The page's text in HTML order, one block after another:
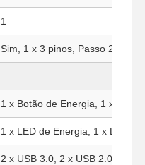
Quem
Fábrica
1
Sim, 1 x 3 pinos, Passo 2.54mm
1 x Botão de Energia, 1 x
1 x LED de Energia, 1 x LED de
2 x USB 3.0, 2 x USB 2.0